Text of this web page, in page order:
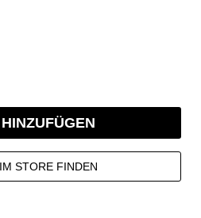
HINZUFÜGEN
IM STORE FINDEN